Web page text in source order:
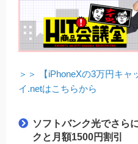
＞＞ 【iPhoneXの3万円キャ
イ.netはこちらから
ソフトバンク光でさら
クと月額1500円割引